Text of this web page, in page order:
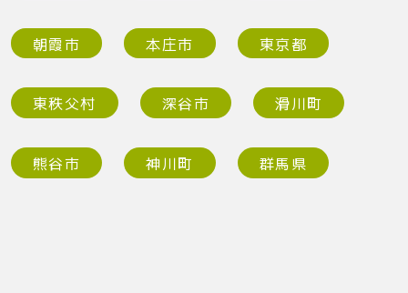
朝霞市 本庄市 東京都
東秩父村 深谷市 滑川町
熊谷市 神川町 群馬県